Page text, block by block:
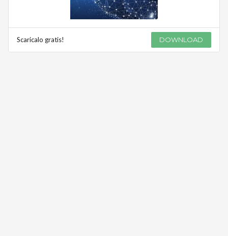
Scaricalo gratis! DOWNLOAD